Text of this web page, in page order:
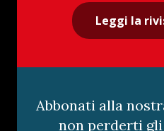
Leggi la
Abbonati alla
non perderti